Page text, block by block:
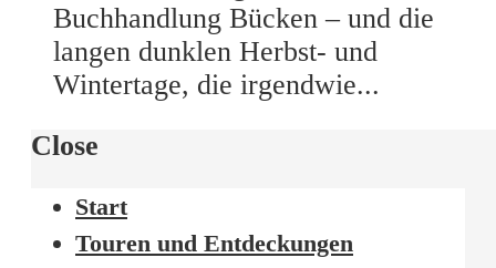
Buchhandlung Bücken – und die
langen dunklen Herbst- und
Wintertage, die irgendwie...
Close
Start
Touren und Entdeckungen